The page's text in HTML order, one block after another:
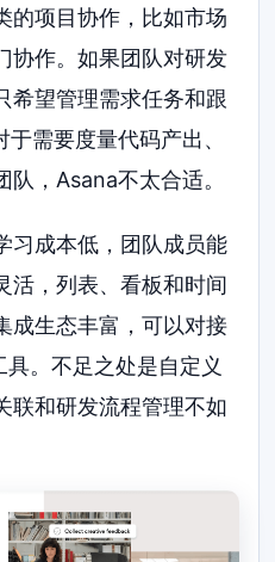
的项目协作，比如市场
协作。如果团队对研发
希望管理需求任务和跟
需要度量代码产出、
，Asana不太合适。
习成本低，团队成员能
活，列表、看板和时间
成生态丰富，可以对接
。不足之处是自定义
联和研发流程管理不如